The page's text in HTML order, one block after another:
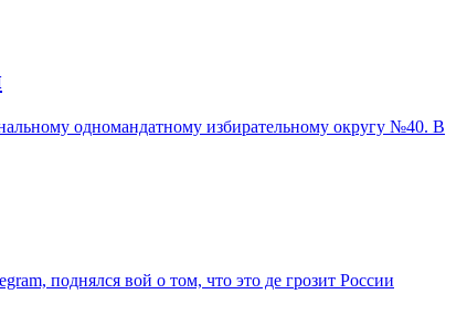
одномандатному избирательному округу №40. В
поднялся вой о том, что это де грозит России